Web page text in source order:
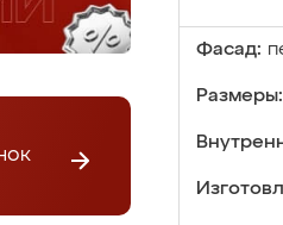
Фасад:
Размеры: